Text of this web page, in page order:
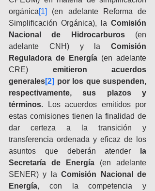
orgánica[1]
(en adelante Reforma de
Simplificación Orgánica), la Comisión
Nacional de Hidrocarburos (en
adelante CNH) y la Comisión
Reguladora de Energía (en adelante
CRE) emitieron acuerdos
generales[2] por los que suspenden,
respectivamente, sus plazos y
términos. Los acuerdos emitidos por
estas comisiones tienen la finalidad de
dar certeza a la transición y
transferencia ordenada y eficaz de los
asuntos que deberán atender la
Secretaría de Energía (en adelante
SENER) y la Comisión Nacional de
Energía, con la competencia y